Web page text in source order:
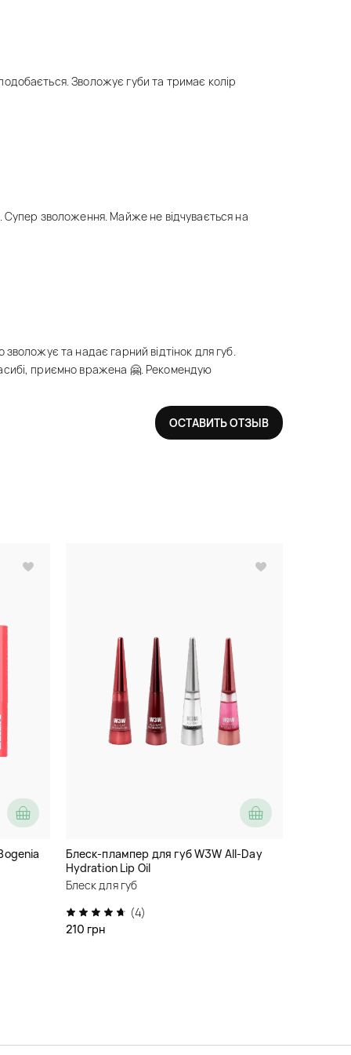
Зволожує губи та тримає колір
Супер зволоження. Майже не відчувається на
та надає гарний відтінок для губ.
приємно вражена 🤗. Рекомендую
ОСТАВИТЬ ОТЗЫВ
Блеск-плампер для губ W3W All-Day
Hydration Lip Oil
Блеск для губ
(4)
210 грн